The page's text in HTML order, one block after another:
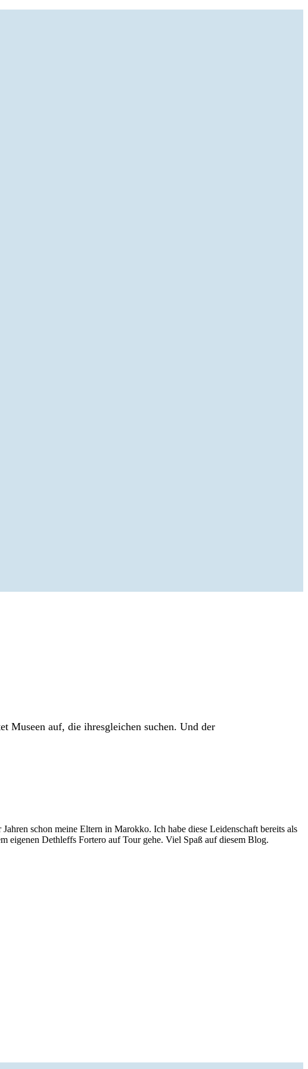
Museen auf, die ihresgleichen suchen. Und der
schon meine Eltern in Marokko. Ich habe diese Leidenschaft bereits als
eigenen Dethleffs Fortero auf Tour gehe. Viel Spaß auf diesem Blog.